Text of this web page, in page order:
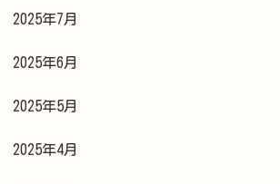
2025年7月
2025年6月
2025年5月
2025年4月